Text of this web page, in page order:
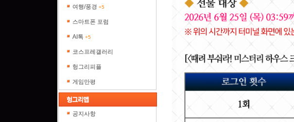
여행/풍경 +5
스마트폰 포럼
AI톡 +5
코스프레갤러리
헝그리피플
게임만평
공지사항